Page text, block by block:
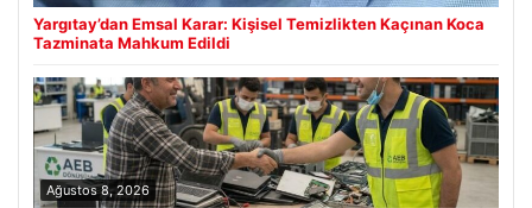
Yargıtay’dan Emsal Karar: Kişisel Temizlikten Kaçınan Koca
Tazminata Mahkum Edildi
Ağustos 8, 2026